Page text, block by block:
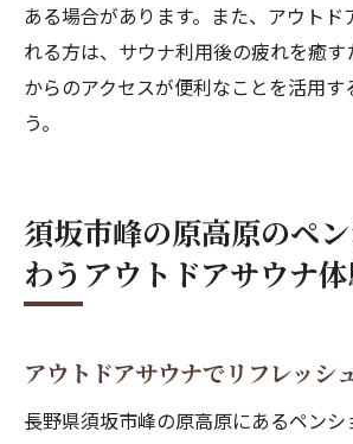
ある場合があります。また、アウトド
れる方は、サウナ利用後の疲れを癒
からのアクセスが便利なことを活用す
う。
須坂市峰の原高原のペ
わうアウトドアサウナ
アウトドアサウナでリフレッシ
長野県須坂市峰の原高原にあるペンシ